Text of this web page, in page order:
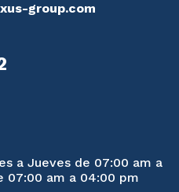
group.com
a Jueves de 07:00 am a
07:00 am a 04:00 pm